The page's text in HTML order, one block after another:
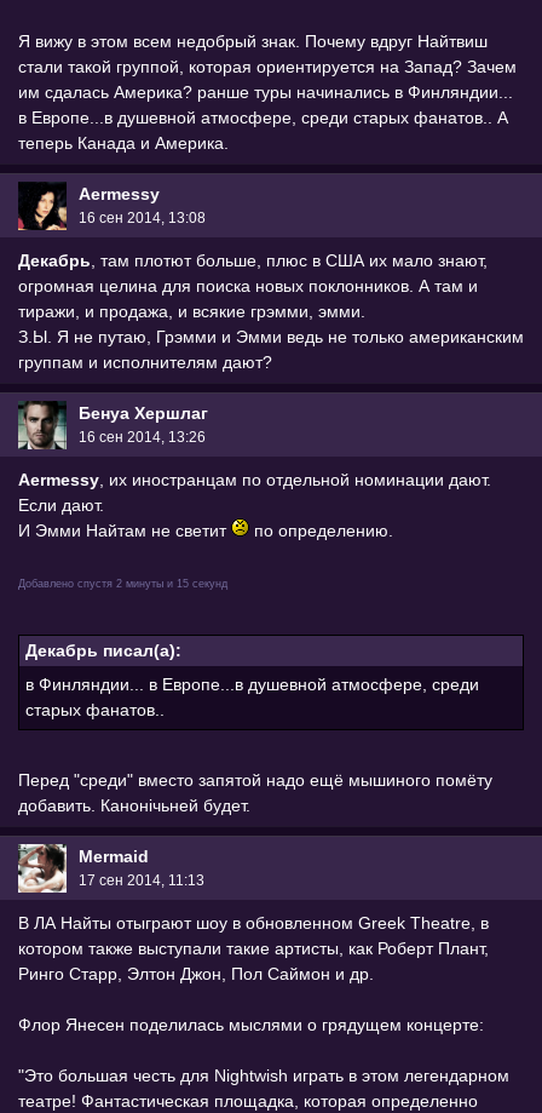
Я вижу в этом всем недобрый знак. Почему вдруг Найтвиш
стали такой группой, которая ориентируется на Запад? Зачем
им сдалась Америка? ранше туры начинались в Финляндии...
в Европе...в душевной атмосфере, среди старых фанатов.. А
теперь Канада и Америка.
Aermessy
16 сен 2014, 13:08
Декабрь, там плотют больше, плюс в США их мало знают,
огромная целина для поиска новых поклонников. А там и
тиражи, и продажа, и всякие грэмми, эмми.
З.Ы. Я не путаю, Грэмми и Эмми ведь не только американским
группам и исполнителям дают?
Бенуа Хершлаг
16 сен 2014, 13:26
Aermessy, их иностранцам по отдельной номинации дают.
Если дают.
И Эмми Найтам не светит
по определению.
Добавлено спустя 2 минуты и 15 секунд
Декабрь писал(а):
в Финляндии... в Европе...в душевной атмосфере, среди
старых фанатов..
Перед "среди" вместо запятой надо ещё мышиного помёту
добавить. Канонiчьней будет.
Mermaid
17 сен 2014, 11:13
В ЛА Найты отыграют шоу в обновленном Greek Theatre, в
котором также выступали такие артисты, как Роберт Плант,
Ринго Старр, Элтон Джон, Пол Саймон и др.
Флор Янесен поделилась мыслями о грядущем концерте:
"Это большая честь для Nightwish играть в этом легендарном
театре! Фантастическая площадка, которая определенно